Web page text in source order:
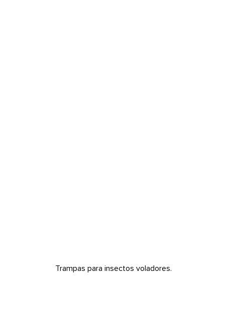
Trampas para insectos voladores.